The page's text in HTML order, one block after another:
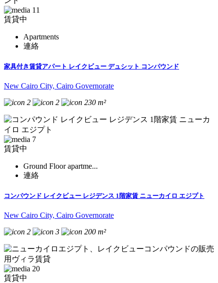
11
賃貸中
Apartments
連絡
家具付き賃貸アパート レイクビュー デュシット コンパウンド
New Cairo City, Cairo Governorate
2
2 230 m²
7
賃貸中
Ground Floor apartme...
連絡
コンパウンド レイクビュー レジデンス 1階家賃 ニューカイロ エジプト
New Cairo City, Cairo Governorate
2
3 200 m²
20
賃貸中